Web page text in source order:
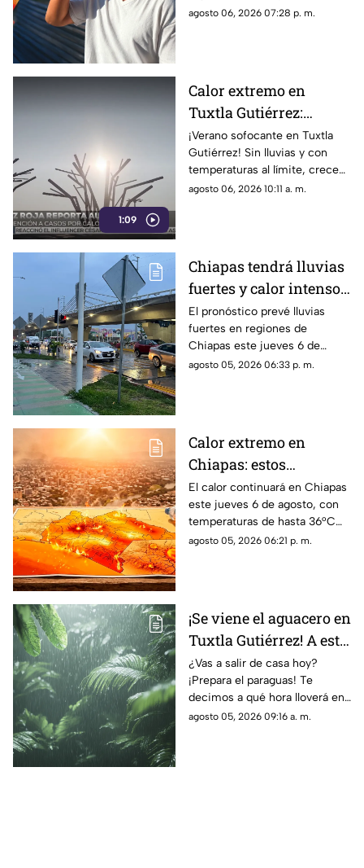
cuáles serán los municipios
agosto 06, 2026 07:28 p. m.
1:09
Calor extremo en
Tuxtla Gutiérrez:
Aumentan las
emergencias por
deshidratación severa
¡Verano sofocante en Tuxtla
Gutiérrez! Sin lluvias y con
temperaturas al límite, crecen
los padecimientos por calor,
agosto 06, 2026 10:11 a. m.
Chiapas tendrá lluvias
fuertes y calor intenso
este jueves 6 de agosto
El pronóstico prevé lluvias
fuertes en regiones de
Chiapas este jueves 6 de
agosto, mientras el ambiente
agosto 05, 2026 06:33 p. m.
Calor extremo en
Chiapas: estos
municipios alcanzarán
hasta 36°C este jueves
El calor continuará en Chiapas
este jueves 6 de agosto, con
temperaturas de hasta 36°C
en algunos municipios y
agosto 05, 2026 06:21 p. m.
¡Se viene el aguacero en
Tuxtla Gutiérrez! A esta
HORA habrá LLUVIAS
intensas hoy 5 de
agosto
¿Vas a salir de casa hoy?
¡Prepara el paraguas! Te
decimos a qué hora lloverá en
Tuxtla Gutiérrez, según el
agosto 05, 2026 09:16 a. m.